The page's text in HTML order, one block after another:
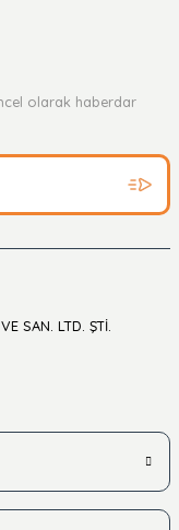
olarak haberdar
SAN. LTD. ŞTİ.